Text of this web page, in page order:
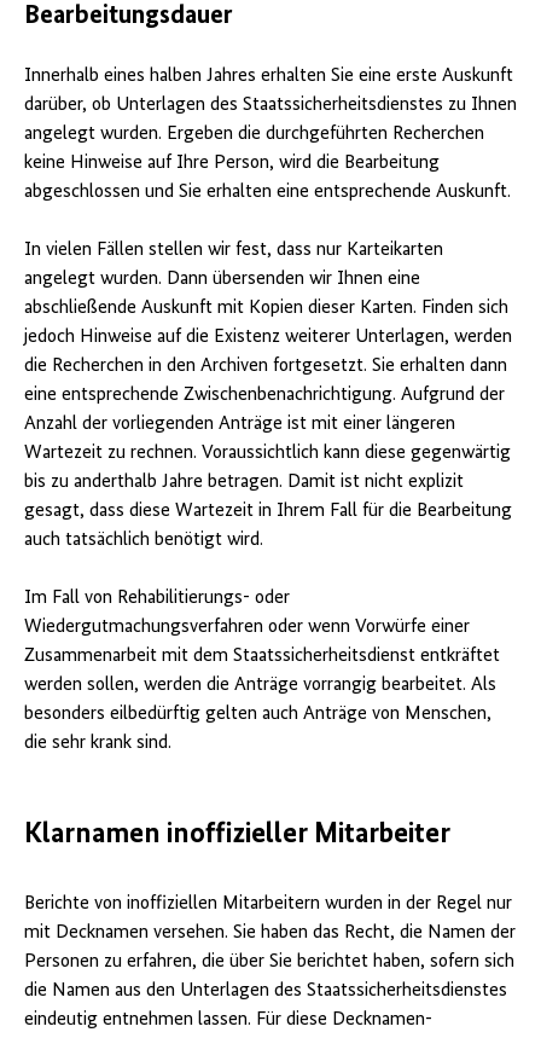
Bearbeitungsdauer
Innerhalb eines halben Jahres erhalten Sie eine erste Auskunft
darüber, ob Unterlagen des Staatssicherheitsdienstes zu Ihnen
angelegt wurden. Ergeben die durchgeführten Recherchen
keine Hinweise auf Ihre Person, wird die Bearbeitung
abgeschlossen und Sie erhalten eine entsprechende Auskunft.
In vielen Fällen stellen wir fest, dass nur Karteikarten
angelegt wurden. Dann übersenden wir Ihnen eine
abschließende Auskunft mit Kopien dieser Karten. Finden sich
jedoch Hinweise auf die Existenz weiterer Unterlagen, werden
die Recherchen in den Archiven fortgesetzt. Sie erhalten dann
eine entsprechende Zwischenbenachrichtigung. Aufgrund der
Anzahl der vorliegenden Anträge ist mit einer längeren
Wartezeit zu rechnen. Voraussichtlich kann diese gegenwärtig
bis zu anderthalb Jahre betragen. Damit ist nicht explizit
gesagt, dass diese Wartezeit in Ihrem Fall für die Bearbeitung
auch tatsächlich benötigt wird.
Im Fall von Rehabilitierungs- oder
Wiedergutmachungsverfahren oder wenn Vorwürfe einer
Zusammenarbeit mit dem Staatssicherheitsdienst entkräftet
werden sollen, werden die Anträge vorrangig bearbeitet. Als
besonders eilbedürftig gelten auch Anträge von Menschen,
die sehr krank sind.
Klarnamen inoffizieller Mitarbeiter
Berichte von inoffiziellen Mitarbeitern wurden in der Regel nur
mit Decknamen versehen. Sie haben das Recht, die Namen der
Personen zu erfahren, die über Sie berichtet haben, sofern sich
die Namen aus den Unterlagen des Staats­sicherheits­dienstes
eindeutig entnehmen lassen. Für diese Decknamen­